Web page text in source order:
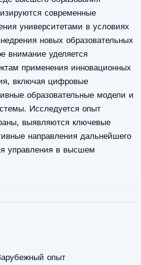
современные
университетами в условиях
новых образовательных
внимание уделяется
применения инновационных
включая цифровые
образовательные модели и
Исследуется опыт
выявляются ключевые
направления дальнейшего
управления в высшем
опыт